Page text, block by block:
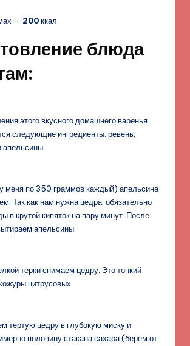
— 200ккал.
блюда
этого вкусного домашнего варенья
следующие ингредиенты: ревень,
меня по 350 граммов каждый) апельсина
Так как нам нужна цедра, обязательно
в крутой кипяток на пару минут. После
апельсины.
терки снимаем цедру. Это тонкий
цитрусовых.
тертую цедру в глубокую миску и
половину стакана сахара (берем от